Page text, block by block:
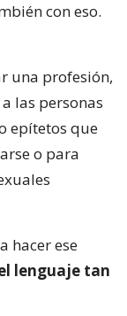
con eso.
una profesión,
las personas
epítetos que
o para
hacer ese
lenguaje tan